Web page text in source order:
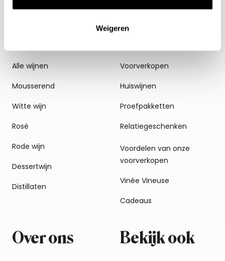
Weigeren
Alle wijnen
Mousserend
Witte wijn
Rosé
Rode wijn
Dessertwijn
Distillaten
Thema's
Voorverkopen
Huiswijnen
Proefpakketten
Relatiegeschenken
Voordelen van onze
voorverkopen
Vinée Vineuse
Cadeaus
Over ons Bekijk ook